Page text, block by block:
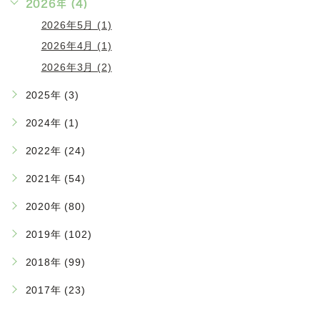
2026年 (4)
2026年5月 (1)
2026年4月 (1)
2026年3月 (2)
2025年 (3)
2024年 (1)
2022年 (24)
2021年 (54)
2020年 (80)
2019年 (102)
2018年 (99)
2017年 (23)